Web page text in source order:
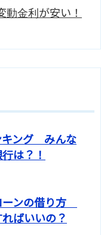
動金利が安い！
キング みんな
は？！
ーンの借り方
ばいいの？